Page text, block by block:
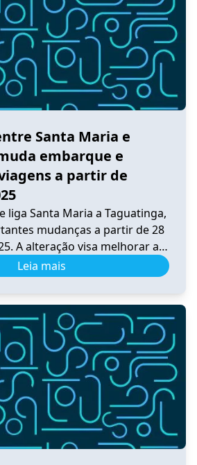
Santa Maria e
embarque e
a partir de
liga Santa Maria a Taguatinga,
mudanças a partir de 28
A alteração visa melhorar a
e o conforto dos
público no Distrito
passando por BR-040,
Samdu […]
Leia mais